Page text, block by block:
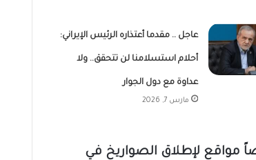
عاجل .. مقدما أعتذاره الرئيس الإيراني:
أحلام استسلامنا لن تتحقق.. ولا
عداوة مع دول الجوار
مارس 7, 2026
مواقع لإطلاق الصواريخ في